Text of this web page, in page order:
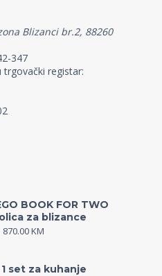
Blizanci br.2, 88260
347
registar:
BOOK FOR TWO
za blizance
870.00KM
1 set za kuhanje